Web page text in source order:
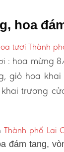
hoa
tươi Thành
: hoa mừng
giỏ hoa
trương
Thành phố Lai
đám tang,